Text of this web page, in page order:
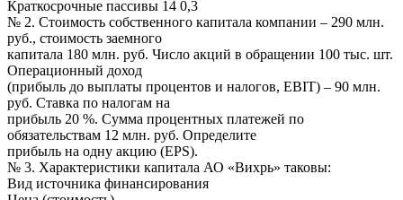
Краткосрочные пассивы 14 0,3
№ 2. Стоимость собственного капитала компании – 290 млн.
руб., стоимость заемного
капитала 180 млн. руб. Число акций в обращении 100 тыс. шт.
Операционный доход
(прибыль до выплаты процентов и налогов, EBIT) – 90 млн.
руб. Ставка по налогам на
прибыль 20 %. Сумма процентных платежей по
обязательствам 12 млн. руб. Определите
прибыль на одну акцию (EPS).
№ 3. Характеристики капитала АО «Вихрь» таковы:
Вид источника финансирования